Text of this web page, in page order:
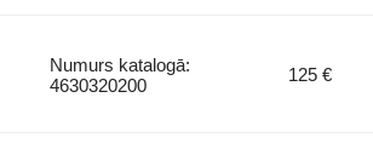
Numurs katalogā:
4630320200
125 €